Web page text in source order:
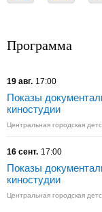
Программа
19 авг. 17:00
Показы
киностудии
Центральная городская
16 сент. 17:00
Показы
киностудии
Центральная городская